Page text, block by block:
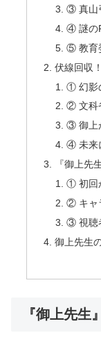
③ 真山
④ 謎の
⑤ 教育
伏線回収
① 幻影
② 文科
③ 御上
④ 未来
『御上先
① 初回
② キャ
③ 視聴
御上先生
『御上先生